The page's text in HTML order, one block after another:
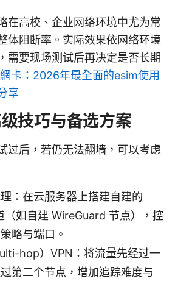
在高校、企业网络环境中尤为常
体阻断率。实际效果依网络环境
需要现场测试后再决定是否长期
卡：2026年最全面的esim使用
享
技巧与备选方案
过后，若仍无法翻墙，可以考虑
：在云服务器上搭建自建的
（如自建 WireGuard 节点），控
略与端口。
hop）VPN：将流量先经过一
第二个节点，增加追踪难度与